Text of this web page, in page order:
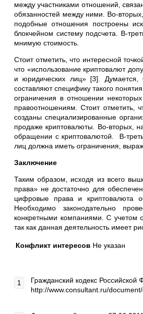
между участниками отношений,
обязанностей между ними. Во-
подобные отношения построены
блокчейном систему подсчета. В-
мнимую стоимость.
Стоит отметить, что интересной
что «использование криптовалют
и юридических лиц» [3].
составляют специфику такого
ограничения в отношении
правоотношениям. Стоит отметить,
созданы специализированные
продаже криптовалюты. Во-вторых,
обращении с криптовалютой. В-
лиц должна иметь ограничения,
Заключение
Таким образом, исходя из всего
права» не достаточно для
цифровые права и криптовалюта
Необходимо законодательно
конкретными компаниями. С учетом
так как данная деятельность имеет
Конфликт интересов Не указан
Гражданский кодекс
http://www.consultant.ru/